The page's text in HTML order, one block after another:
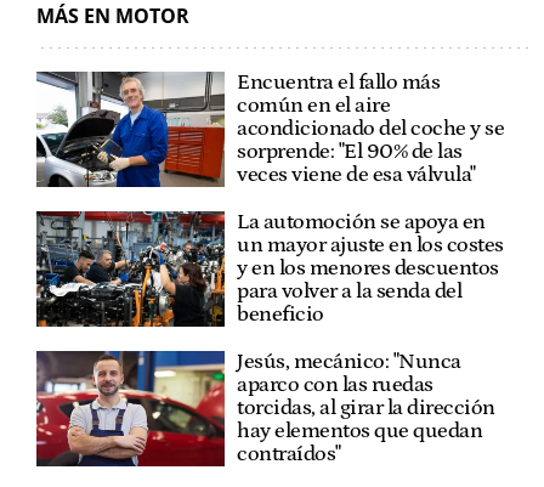
MÁS EN MOTOR
Encuentra el fallo más
común en el aire
acondicionado del coche y se
sorprende: "El 90% de las
veces viene de esa válvula"
La automoción se apoya en
un mayor ajuste en los costes
y en los menores descuentos
para volver a la senda del
beneficio
Jesús, mecánico: "Nunca
aparco con las ruedas
torcidas, al girar la dirección
hay elementos que quedan
contraídos"